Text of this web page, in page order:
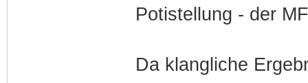
Potistellung - der
Da klangliche